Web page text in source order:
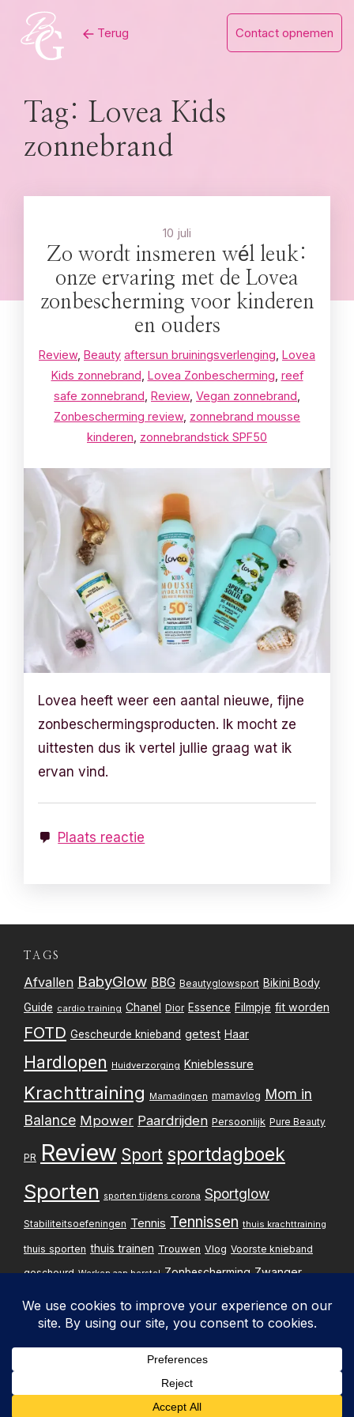
content
Terug Contact opnemen
Tag: Lovea Kids
zonnebrand
10 juli
Zo wordt insmeren wél leuk:
onze ervaring met de Lovea
zonbescherming voor kinderen
en ouders
Review, Beauty aftersun bruiningsverlenging Lovea
Kids zonnebrand Lovea Zonbescherming reef
safe zonnebrand Review, Vegan zonnebrand
Zonbescherming review, zonnebrand mousse
kinderen zonnebrandstick SPF50
Lovea heeft weer een aantal nieuwe, fijne
zonbeschermingsproducten. Ik mocht ze
uittesten dus ik vertel jullie graag wat ik
ervan vind.
Plaats reactie
TAGS
Afvallen BabyGlow BBG Beautyglowsport Bikini Body
Guide cardio training Chanel Dior Essence Filmpje fit worden
FOTD Gescheurde knieband getest Haar
Hardlopen Huidverzorging Knieblessure
Krachttraining Mamadingen mamavlog Mom in
Balance Mpower Paardrijden Persoonlijk Pure Beauty
PR Review Sport sportdagboek
Sporten sporten tijdens corona Sportglow
Stabiliteitsoefeningen Tennis Tennissen thuis krachttraining
thuis sporten thuis trainen Trouwen Vlog Voorste knieband
gescheurd Werken aan herstel Zonbescherming Zwanger
d
Pxperfect